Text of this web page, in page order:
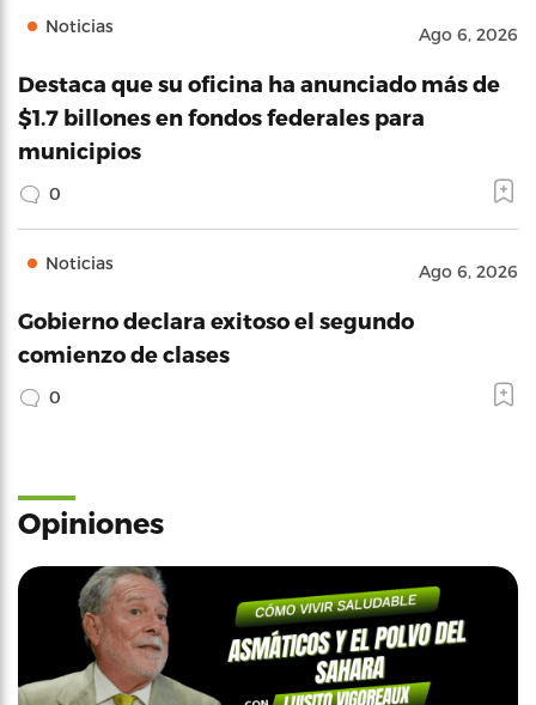
Noticias Ago 6, 2026
Destaca que su oficina ha anunciado más de
$1.7 billones en fondos federales para
municipios
0
Noticias Ago 6, 2026
Gobierno declara exitoso el segundo
comienzo de clases
0
Opiniones